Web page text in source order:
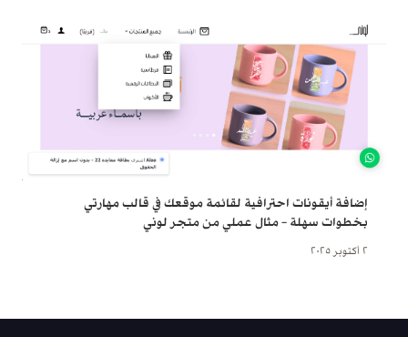
إضافة أيقونات احترافية لقائمة موقعك في قالب مهارتي
بخطوات سهلة – مثال عملي من متجر لوني
٢ أكتوبر ٢٠٢٥